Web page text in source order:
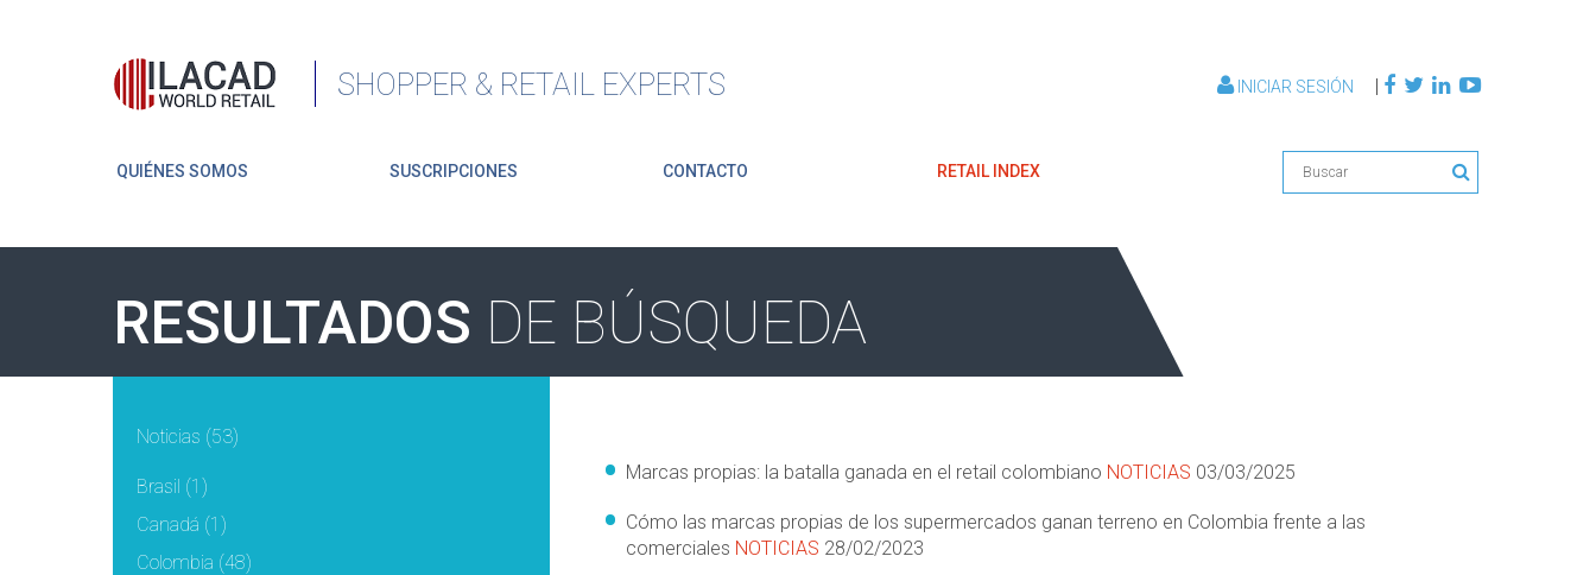
SHOPPER & RETAIL EXPERTS INICIAR SESIÓN |
QUIÉNES SOMOS SUSCRIPCIONES CONTACTO RETAIL INDEX
RESULTADOS DE BÚSQUEDA
Noticias (53)
Brasil (1)
Canadá (1)
Colombia (48)
Marcas propias: la batalla ganada en el retail colombiano NOTICIAS 03/03/2025
Cómo las marcas propias de los supermercados ganan terreno en Colombia frente a las
comerciales NOTICIAS 28/02/2023